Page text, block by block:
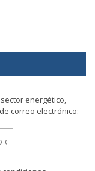
energético,
correo electrónico: